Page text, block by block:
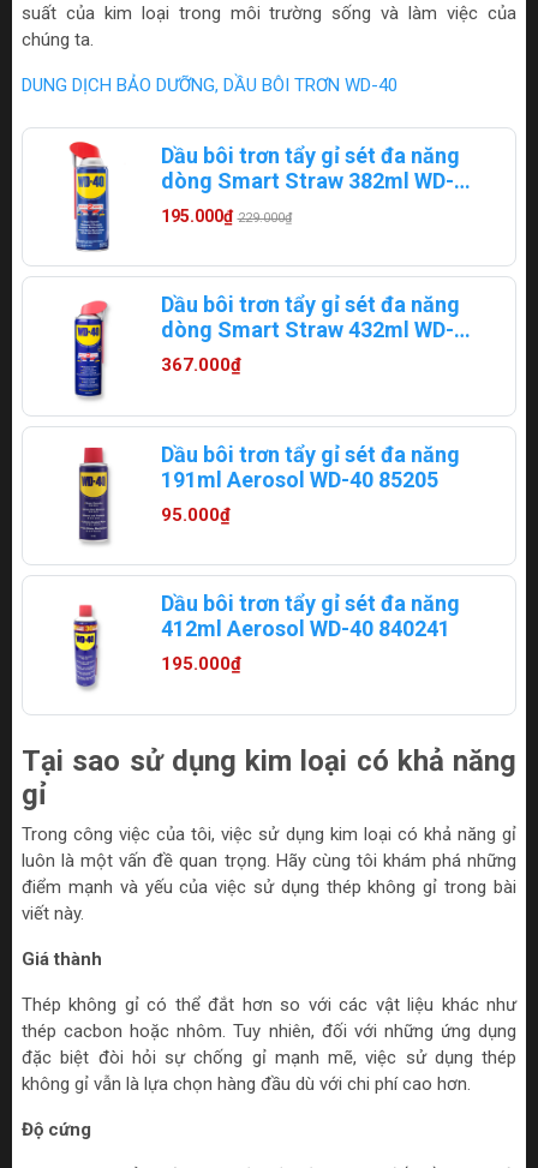
suất của kim loại trong môi trường sống và làm việc của
chúng ta.
DUNG DỊCH BẢO DƯỠNG, DẦU BÔI TRƠN WD-40
Dầu bôi trơn tẩy gỉ sét đa năng
dòng Smart Straw 382ml WD-
40 880520/88052
195.000₫ 229.000₫
Dầu bôi trơn tẩy gỉ sét đa năng
dòng Smart Straw 432ml WD-
40 880551/88055
367.000₫
Dầu bôi trơn tẩy gỉ sét đa năng
191ml Aerosol WD-40 85205
95.000₫
Dầu bôi trơn tẩy gỉ sét đa năng
412ml Aerosol WD-40 840241
195.000₫
Tại sao sử dụng kim loại có khả năng
gỉ
Trong công việc của tôi, việc sử dụng kim loại có khả năng gỉ
luôn là một vấn đề quan trọng. Hãy cùng tôi khám phá những
điểm mạnh và yếu của việc sử dụng thép không gỉ trong bài
viết này.
Giá thành
Thép không gỉ có thể đắt hơn so với các vật liệu khác như
thép cacbon hoặc nhôm. Tuy nhiên, đối với những ứng dụng
đặc biệt đòi hỏi sự chống gỉ mạnh mẽ, việc sử dụng thép
không gỉ vẫn là lựa chọn hàng đầu dù với chi phí cao hơn.
Độ cứng